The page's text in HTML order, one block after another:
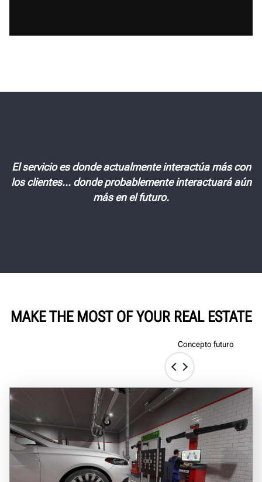
El servicio es donde actualmente interactúa más con
los clientes... donde probablemente interactuará aún
más en el futuro.
MAKE THE MOST OF YOUR REAL ESTATE
Concepto futuro